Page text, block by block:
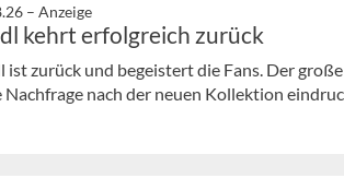
– Anzeige
kehrt erfolgreich zurück
ist zurück und begeistert die Fans. Der
Nachfrage nach der neuen Kollektion